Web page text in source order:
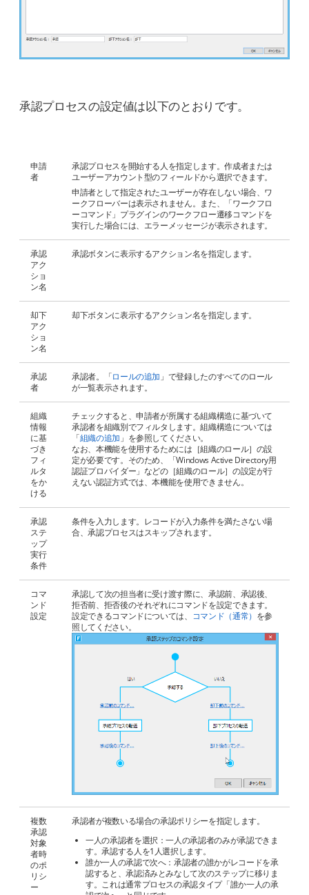
承認プロセスの設定値は以下のとおりです。
申請
者
承認プロセスを開始する人を指定します。作成者または
ユーザーアカウント型のフィールドから選択できます。
申請者として指定されたユーザーが存在しない場合、ワ
ークフローバーは表示されません。また、「ワークフロ
ーコマンド」プラグインのワークフロー遷移コマンドを
実行した場合には、エラーメッセージが表示されます。
承認
アク
ショ
ン名
承認ボタンに表示するアクション名を指定します。
却下
アク
ショ
ン名
却下ボタンに表示するアクション名を指定します。
承認
者
承認者。「ロールの追加 」で登録したのすべてのロール
が一覧表示されます。
組織
情報
に基
づき
フィ
ルタ
をか
ける
チェックすると、申請者が所属する組織構造に基づいて
承認者を組織別でフィルタします。組織構造については
「組織の追加 」を参照してください。
なお、本機能を使用するためには［組織のロール］の設
定が必要です。そのため、「Windows Active Directory用
認証プロバイダー」などの［組織のロール］の設定が行
えない認証方式では、本機能を使用できません。
承認
ステ
ップ
実行
条件
条件を入力します。レコードが入力条件を満たさない場
合、承認プロセスはスキップされます。
コマ
ンド
設定
承認して次の担当者に受け渡す際に、承認前、承認後、
拒否前、拒否後のそれぞれにコマンドを設定できます。
設定できるコマンドについては、 コマンド（通常） を参
照してください。
複数
承認
対象
者時
のポ
リシ
ー
承認者が複数いる場合の承認ポリシーを指定します。
一人の承認者を選択：一人の承認者のみが承認できま
す。承認する人を1人選択します。
誰か一人の承認で次へ：承認者の誰かがレコードを承
認すると、承認済みとみなして次のステップに移りま
す。これは通常プロセスの承認タイプ「誰か一人の承